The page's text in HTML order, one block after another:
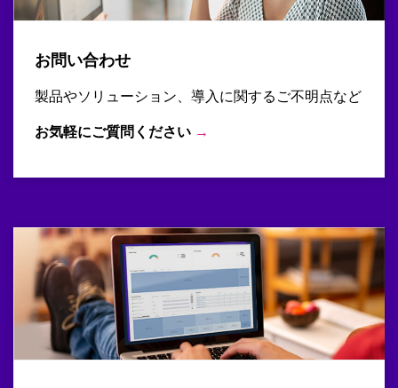
お問い合わせ
製品やソリューション、導入に関するご不明点など
お気軽にご質問ください →